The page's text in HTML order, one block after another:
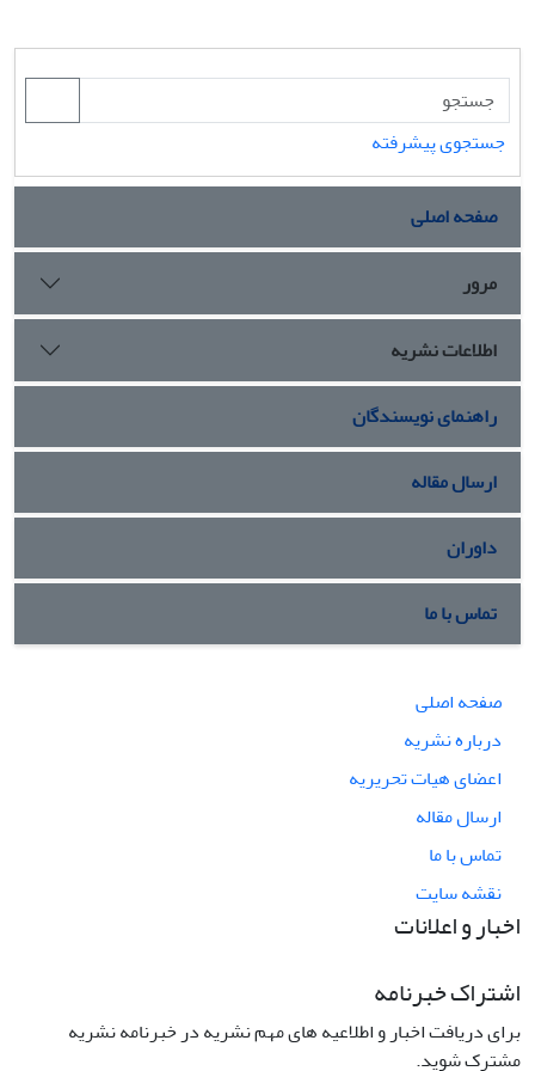
جستجوی پیشرفته
صفحه اصلی
مرور
اطلاعات نشریه
راهنمای نویسندگان
ارسال مقاله
داوران
تماس با ما
صفحه اصلی
درباره نشریه
اعضای هیات تحریریه
ارسال مقاله
تماس با ما
نقشه سایت
اخبار و اعلانات
اشتراک خبرنامه
برای دریافت اخبار و اطلاعیه های مهم نشریه در خبرنامه نشریه
مشترک شوید.